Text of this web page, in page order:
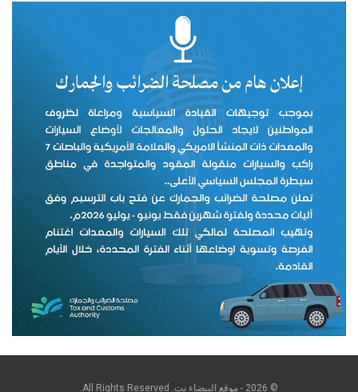
© 2026 - موقع البيضاء نت. All Rights Reserved.